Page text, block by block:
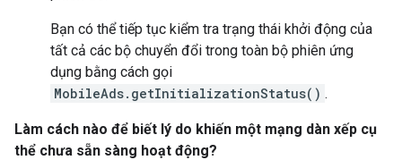
Bạn có thể tiếp tục kiểm tra trạng thái khởi động của
tất cả các bộ chuyển đổi trong toàn bộ phiên ứng
dụng bằng cách gọi
MobileAds.getInitializationStatus() .
Làm cách nào để biết lý do khiến một mạng dàn xếp cụ
thể chưa sẵn sàng hoạt động?